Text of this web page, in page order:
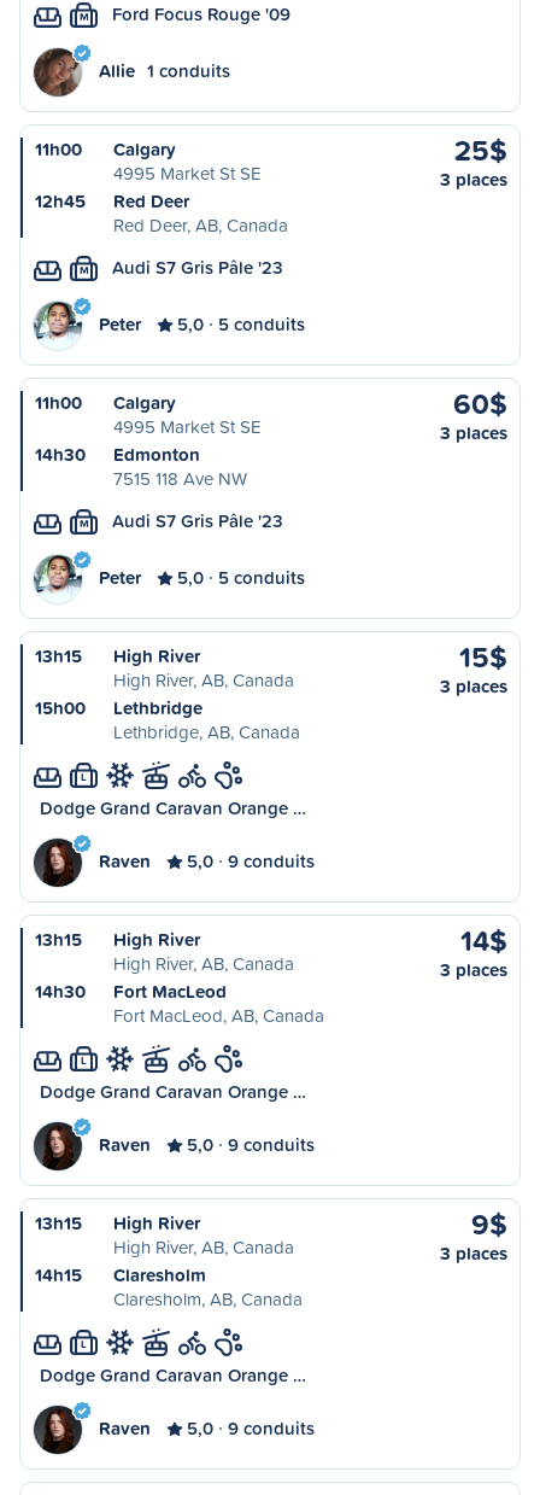
M Ford Focus Rouge '09
Allie 1 conduits
11h00
Calgary
4995 Market St SE
12h45
Red Deer
Red Deer, AB, Canada
25$
3 places
M Audi S7 Gris Pâle '23
Peter 5,0 5 conduits
11h00
Calgary
4995 Market St SE
14h30
Edmonton
7515 118 Ave NW
60$
3 places
M Audi S7 Gris Pâle '23
Peter 5,0 5 conduits
13h15
High River
High River, AB, Canada
15h00
Lethbridge
Lethbridge, AB, Canada
15$
3 places
L
Dodge Grand Caravan Orange …
Raven 5,0 9 conduits
13h15
High River
High River, AB, Canada
14h30
Fort MacLeod
Fort MacLeod, AB, Canada
14$
3 places
L
Dodge Grand Caravan Orange …
Raven 5,0 9 conduits
13h15
High River
High River, AB, Canada
14h15
Claresholm
Claresholm, AB, Canada
9$
3 places
L
Dodge Grand Caravan Orange …
Raven 5,0 9 conduits